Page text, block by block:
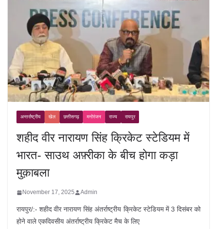
अन्तर्राष्ट्रीय खेल छत्तीसगढ़ मनोरंजन राज्य रायपुर
शहीद वीर नारायण सिंह क्रिकेट स्टेडियम में
भारत- साउथ अफ़्रीका के बीच होगा कड़ा
मुक़ाबला
November 17, 2025 Admin
रायपुर/:- शहीद वीर नारायण सिंह अंतर्राष्ट्रीय क्रिकेट स्टेडियम में 3 दिसंबर को
होने वाले एकदिवसीय अंतर्राष्ट्रीय क्रिकेट मैच के लिए